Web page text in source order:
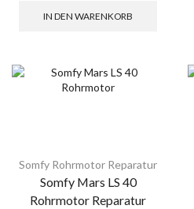
IN DEN WARENKORB
Somfy Rohrmotor Reparatur
Somfy Mars LS 40
Rohrmotor Reparatur